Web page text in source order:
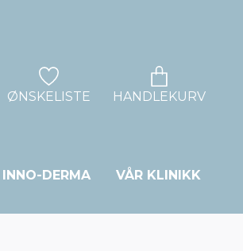
ØNSKELISTE HANDLEKURV
INNO-DERMA
VÅR KLINIKK